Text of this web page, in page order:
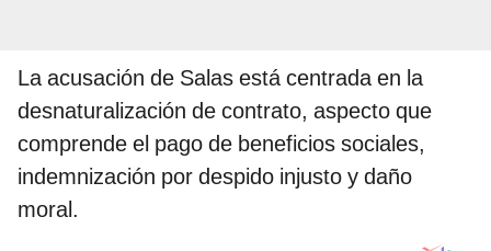
La acusación de Salas está centrada en la
desnaturalización de contrato, aspecto que
comprende el pago de beneficios sociales,
indemnización por despido injusto y daño
moral.